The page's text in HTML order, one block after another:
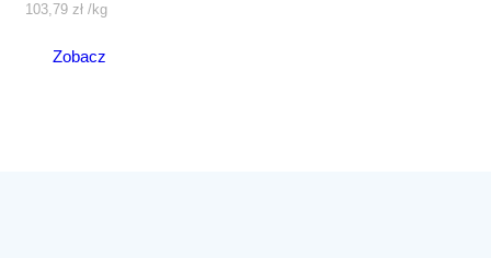
103,79zł /kg
Zobacz